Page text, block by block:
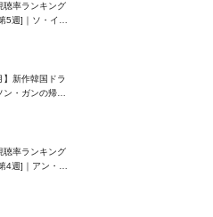
聴率ランキング
5週]｜ソ・イン
】新作韓国ドラ
ン・ガンの帰
聴率ランキング
4週]｜アン・ヒ